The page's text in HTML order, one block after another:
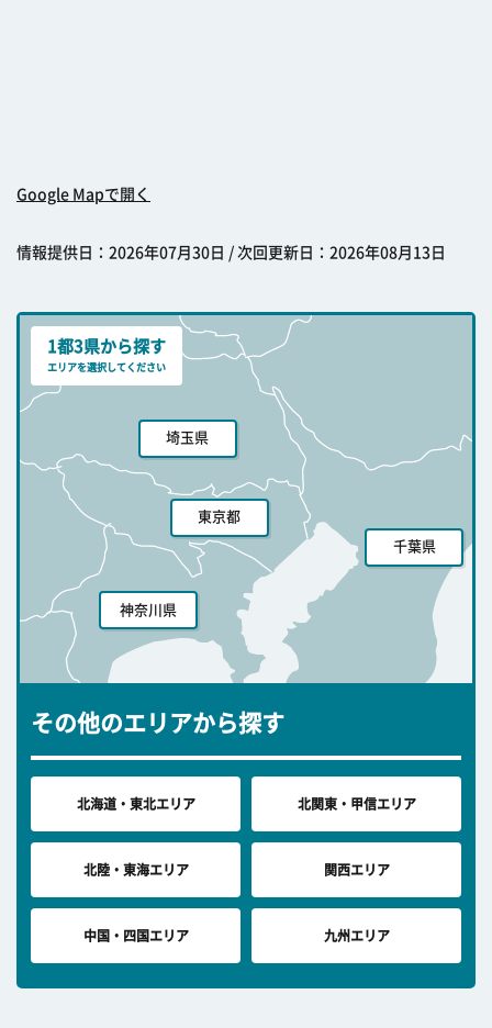
Google Mapで開く
情報提供日：2026年07月30日 / 次回更新日：2026年08月13日
1都3県から探す
エリアを選択してください
埼玉県
東京都
千葉県
神奈川県
その他のエリアから探す
北海道・東北エリア 北関東・甲信エリア
北陸・東海エリア 関西エリア
中国・四国エリア 九州エリア